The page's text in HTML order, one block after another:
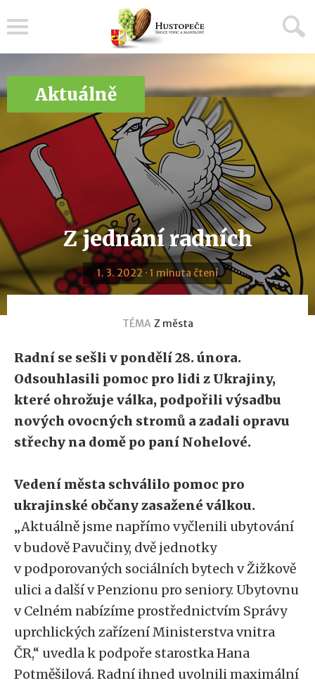
Aktuálně
Z jednání radních
1. 3. 2022 · 1 minuta čtení
TÉMA Z města
Radní se sešli v pondělí 28. února.
Odsouhlasili pomoc pro lidi z Ukrajiny,
které ohrožuje válka, podpořili výsadbu
nových ovocných stromů a zadali opravu
střechy na domě po paní Nohelové.
Vedení města schválilo pomoc pro
ukrajinské občany zasažené válkou.
„Aktuálně jsme napřímo vyčlenili ubytování
v budově Pavučiny, dvě jednotky
v podporovaných sociálních bytech v Žižkově
ulici a další v Penzionu pro seniory. Ubytovnu
v Celném nabízíme prostřednictvím Správy
uprchlických zařízení Ministerstva vnitra
ČR,“ uvedla k podpoře starostka Hana
Potměšilová. Radní ihned uvolnili maximální